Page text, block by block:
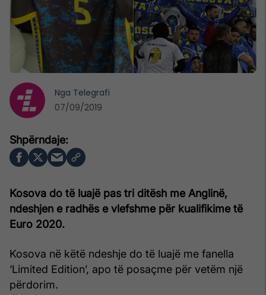
Kosova do të luajë pas tri ditësh me Anglinë,
ndeshjen e radhës e vlefshme për kualifikime të
Euro 2020.
Kosova në këtë ndeshje do të luajë me fanella
‘Limited Edition’, apo të posaçme për vetëm një
përdorim.
Nga Telegrafi
07/09/2019